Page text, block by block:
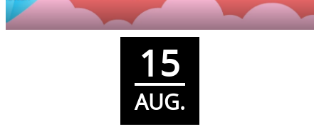
15
AUG.